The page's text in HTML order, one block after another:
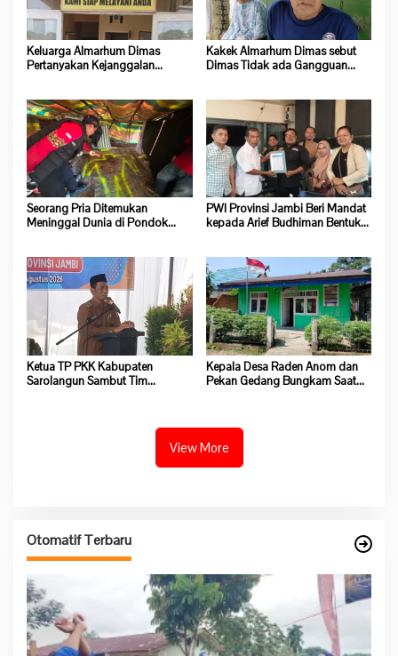
Keluarga Almarhum Dimas
Pertanyakan Kejanggalan
Kakek Almarhum Dimas sebut
Dimas Tidak ada Gangguan
Seorang Pria Ditemukan
Meninggal Dunia di Pondok
PWI Provinsi Jambi Beri Mandat
kepada Arief Budhiman Bentuk
Ketua TP PKK Kabupaten
Sarolangun Sambut Tim
Kepala Desa Raden Anom dan
Pekan Gedang Bungkam Saat
View More
Otomatif Terbaru